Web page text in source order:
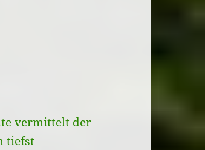
vermittelt der
tiefst